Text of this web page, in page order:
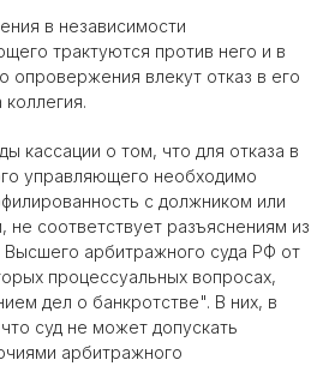
в независимости
трактуются против него и в
опровержения влекут отказ в его
кассации о том, что для отказа в
управляющего необходимо
с должником или
не соответствует разъяснениям из
Высшего арбитражного суда РФ от
процессуальных вопросах,
дел о банкротстве". В них, в
суд не может допускать
арбитражного